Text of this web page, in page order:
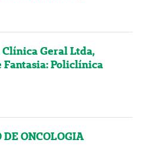
Geral Ltda,
Fantasia: Policlínica
ONCOLOGIA